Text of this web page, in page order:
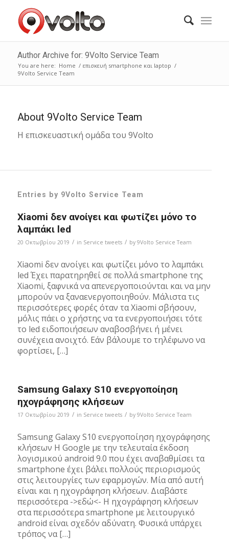
Author Archive for: 9Volto Service Team
You are here: Home / επισκευή smartphone και laptop /
9Volto Service Team
About 9Volto Service Team
H επισκευαστική ομάδα του 9Volto
Entries by 9Volto Service Team
Xiaomi δεν ανοίγει και φωτίζει μόνο το
λαμπάκι led
20 Οκτωβρίου 2019 / in Service tweets / by 9Volto Service Team
Xiaomi δεν ανοίγει και φωτίζει μόνο το λαμπάκι
led Έχει παρατηρηθεί σε πολλά smartphone της
Xiaomi, ξαφνικά να απενεργοποιούνται και να μην
μπορούν να ξαναενεργοποιηθούν. Μάλιστα τις
περισσότερες φορές όταν τα Xiaomi σβήσουν,
μόλις πάει ο χρήστης να τα ενεργοποιήσει τότε
το led ειδοποιήσεων αναβοσβήνει ή μένει
συνέχεια ανοιχτό. Εάν βάλουμε το τηλέφωνο να
φορτίσει, […]
Samsung Galaxy S10 ενεργοποίηση
ηχογράφησης κλήσεων
17 Οκτωβρίου 2019 / in Service tweets / by 9Volto Service Team
Samsung Galaxy S10 ενεργοποίηση ηχογράφησης
κλήσεων Η Google με την τελευταία έκδοση
λογισμικού android 9.0 που έχει αναβαθμίσει τα
smartphone έχει βάλει πολλούς περιορισμούς
στις λειτουργίες των εφαρμογών. Μία από αυτή
είναι και η ηχογράφηση κλήσεων. Διαβάστε
περισσότερα ->εδώ<- Η ηχογράφηση κλήσεων
στα περισσότερα smartphone με λειτουργικό
android είναι σχεδόν αδύνατη. Φυσικά υπάρχει
τρόπος να […]